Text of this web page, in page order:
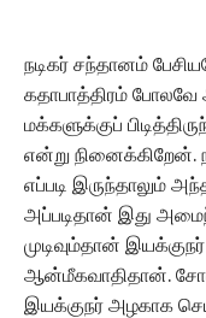
நடிகர் சந்தானம்
கதாபாத்திரம் போலவே
மக்களுக்குப்
என்று
எப்படி இருந்தாலும்
அப்படிதான் இது
முடிவும்தான்
ஆன்மீகவாதிதான்.
இயக்குநர் அழகாக